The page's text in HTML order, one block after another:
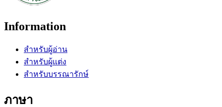
Information
สำหรับผู้อ่าน
สำหรับผู้แต่ง
สำหรับบรรณารักษ์
ภาษา